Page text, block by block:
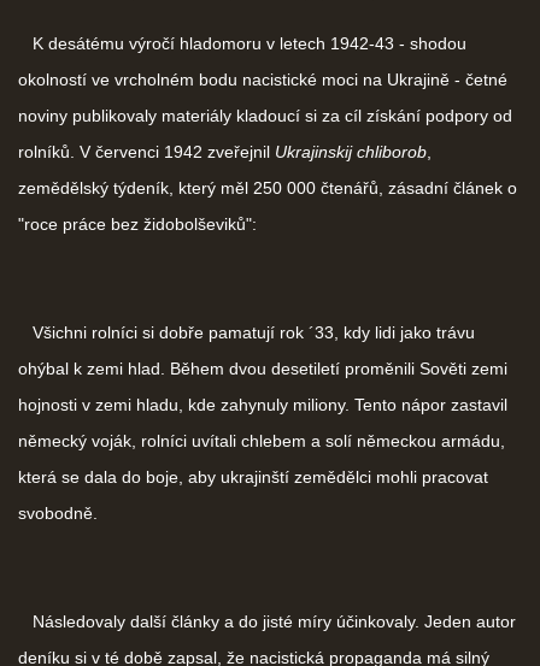
K desátému výročí hladomoru v letech 1942-43 - shodou
okolností ve vrcholném bodu nacistické moci na Ukrajině - četné
noviny publikovaly materiály kladoucí si za cíl získání podpory od
rolníků. V červenci 1942 zveřejnil Ukrajinskij chliborob
zemědělský týdeník, který měl 250 000 čtenářů, zásadní článek o
"roce práce bez židobolševiků":
Všichni rolníci si dobře pamatují rok ´33, kdy lidi jako trávu
ohýbal k zemi hlad. Během dvou desetiletí proměnili Sověti zemi
hojnosti v zemi hladu, kde zahynuly miliony. Tento nápor zastavil
německý voják, rolníci uvítali chlebem a solí německou armádu,
která se dala do boje, aby ukrajinští zemědělci mohli pracovat
svobodně.
Následovaly další články a do jisté míry účinkovaly. Jeden autor
deníku si v té době zapsal, že nacistická propaganda má silný